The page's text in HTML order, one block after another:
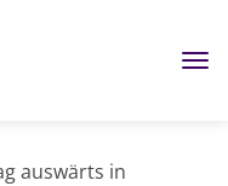
auswärts in